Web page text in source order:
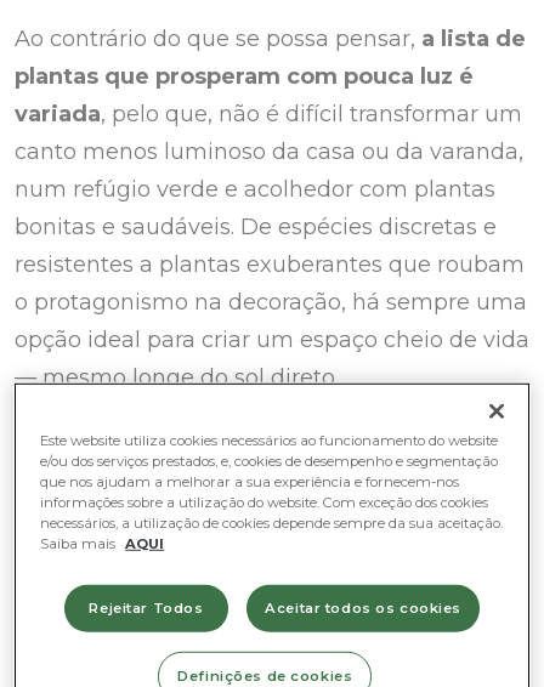
Ao contrário do que se possa pensar, a lista de
plantas que prosperam com pouca luz é
variada, pelo que, não é difícil transformar um
canto menos luminoso da casa ou da varanda,
num refúgio verde e acolhedor com plantas
bonitas e saudáveis. De espécies discretas e
resistentes a plantas exuberantes que roubam
o protagonismo na decoração, há sempre uma
opção ideal para criar um espaço cheio de vida
— mesmo longe do sol direto.
Espécies como ofetoou olírio da paz
adaptam-se perfeitamente a espaços com
sombra ou pouca luz solar. A
também é uma boa opção, porque prefere
luminosidade indireta para se manter
saudável e crescer de forma equilibrada. A par
Este website utiliza cookies necessários ao funcionamento do website
e/ou dos serviços prestados, e, cookies de desempenho e segmentação
que nos ajudam a melhorar a sua experiência e fornecem-nos
informações sobre a utilização do website. Com exceção dos cookies
necessários, a utilização de cookies depende sempre da sua aceitação.
Saiba mais AQUI
Rejeitar Todos Aceitar todos os cookies
Definições de cookies